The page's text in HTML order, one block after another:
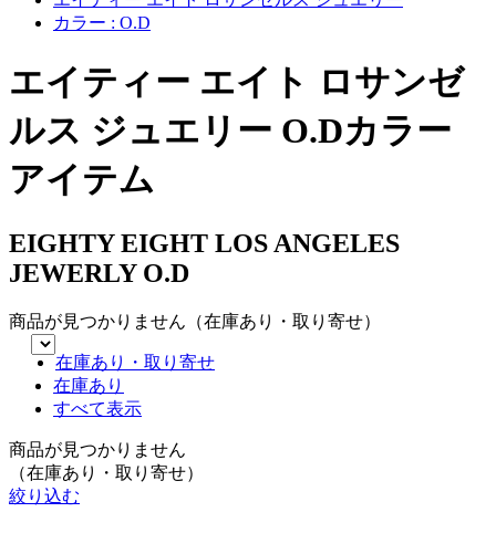
カラー : O.D
エイティー エイト ロサンゼ
ルス ジュエリー O.Dカラー
アイテム
EIGHTY EIGHT LOS ANGELES
JEWERLY O.D
商品が見つかりません（在庫あり・取り寄せ）
在庫あり・取り寄せ
在庫あり
すべて表示
商品が見つかりません
（在庫あり・取り寄せ）
絞り込む